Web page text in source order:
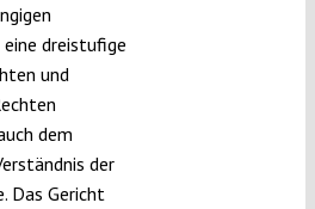
dreistufige
und
dem
der
Das Gericht